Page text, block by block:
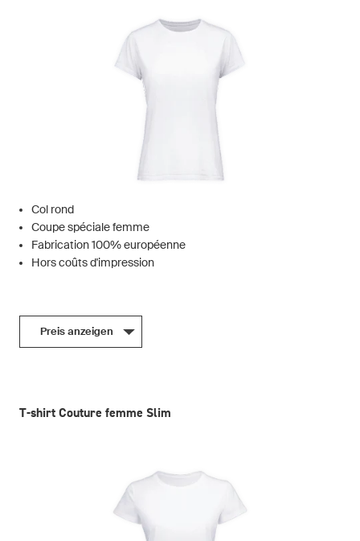
Col rond
Coupe spéciale femme
Fabrication 100% européenne
Hors coûts d'impression
Preis anzeigen
T-shirt Couture femme Slim